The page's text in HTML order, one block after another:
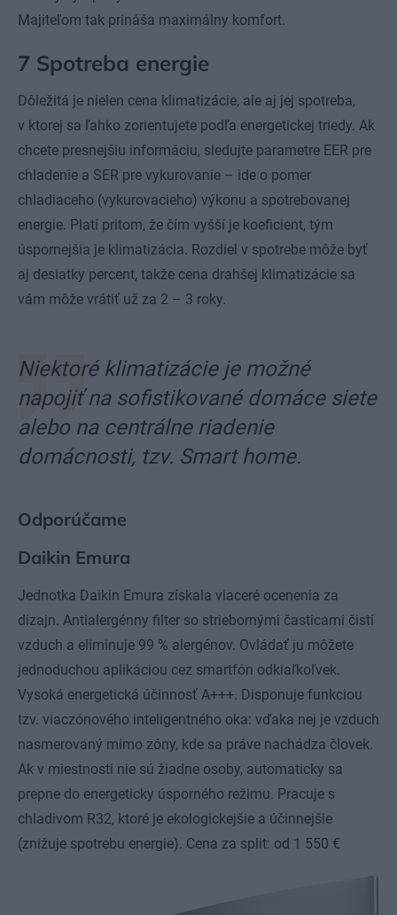
Majiteľom tak prináša maximálny komfort.
7 Spotreba energie
Dôležitá je nielen cena klimatizácie, ale aj jej spotreba,
v ktorej sa ľahko zorientujete podľa energetickej triedy. Ak
chcete presnejšiu informáciu, sledujte parametre EER pre
chladenie a SER pre vykurovanie – ide o pomer
chladiaceho (vykurovacieho) výkonu a spotrebovanej
energie. Platí pritom, že čím vyšší je koeficient, tým
úspornejšia je klimatizácia. Rozdiel v spotrebe môže byť
aj desiatky percent, takže cena drahšej klimatizácie sa
vám môže vrátiť už za 2 – 3 roky.
Niektoré klimatizácie je možné
napojiť na sofistikované domáce siete
alebo na centrálne riadenie
domácnosti, tzv. Smart home.
Odporúčame
Daikin Emura
Jednotka Daikin Emura získala viaceré ocenenia za
dizajn. Antialergénny filter so striebornými časticami čistí
vzduch a eliminuje 99 % alergénov. Ovládať ju môžete
jednoduchou aplikáciou cez smartfón odkiaľkoľvek.
Vysoká energetická účinnosť A+++. Disponuje funkciou
tzv. viaczónového inteligentného oka: vďaka nej je vzduch
nasmerovaný mimo zóny, kde sa práve nachádza človek.
Ak v miestnosti nie sú žiadne osoby, automaticky sa
prepne do energeticky úsporného režimu. Pracuje s
chladivom R32, ktoré je ekologickejšie a účinnejšie
(znižuje spotrebu energie). Cena za split: od 1 550 €